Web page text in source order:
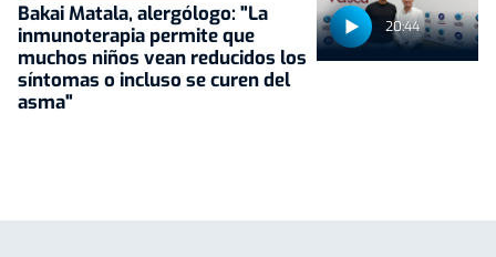
20:44
Bakai Matala, alergólogo: "La
inmunoterapia permite que
muchos niños vean reducidos los
síntomas o incluso se curen del
asma"